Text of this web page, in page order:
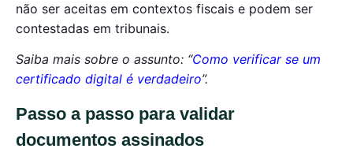
não ser aceitas em contextos fiscais e podem ser
contestadas em tribunais.
Saiba mais sobre o assunto: “Como verificar se um
certificado digital é verdadeiro”.
Passo a passo para validar
documentos assinados